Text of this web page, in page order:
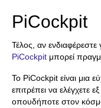
PiCockpit
Τέλος, αν
PiCockpit μπορεί
Το PiCockpit είναι μια
επιτρέπει να
οπουδήποτε στον